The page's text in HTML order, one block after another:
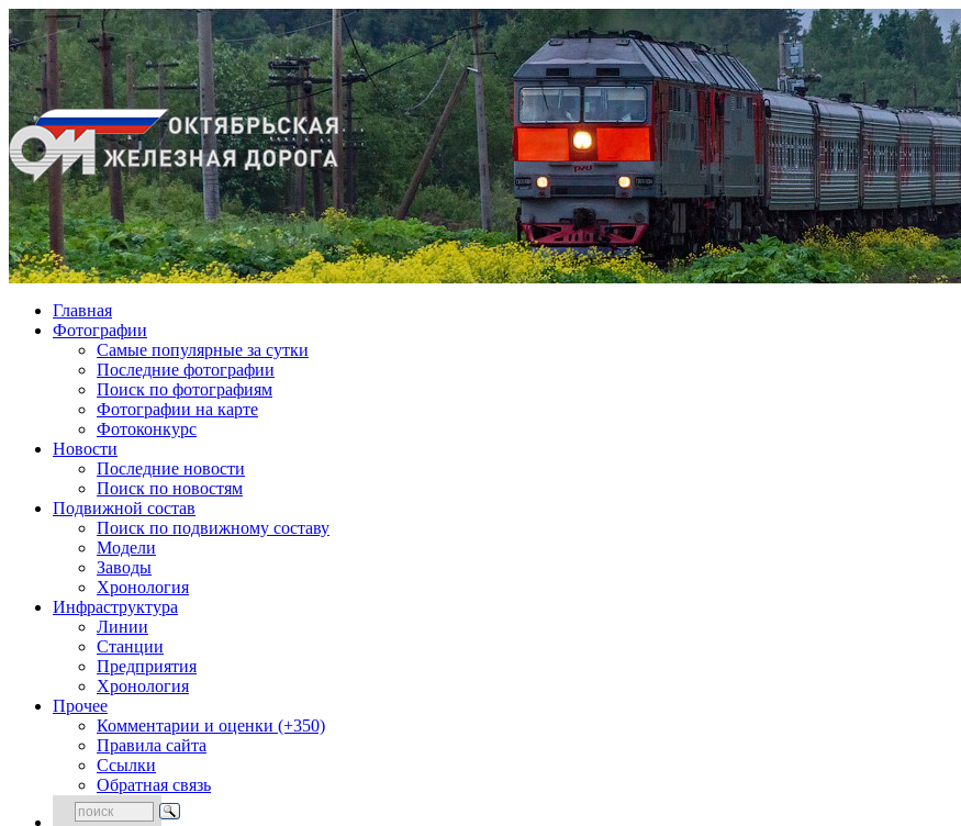
Главная
Фотографии
Cамые популярные за сутки
Последние фотографии
Поиск по фотографиям
Фотографии на карте
Фотоконкурс
Новости
Последние новости
Поиск по новостям
Подвижной состав
Поиск по подвижному составу
Модели
Заводы
Хронология
Инфраструктура
Линии
Станции
Предприятия
Хронология
Прочее
Комментарии и оценки (+350)
Правила сайта
Ссылки
Обратная связь